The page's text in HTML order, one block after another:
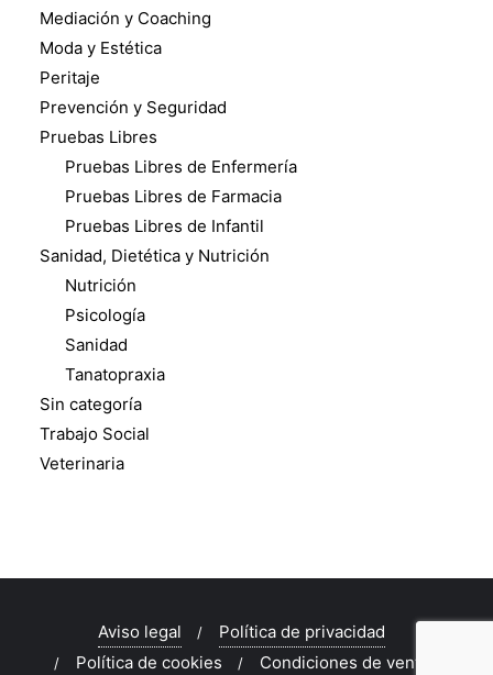
Mediación y Coaching
Moda y Estética
Peritaje
Prevención y Seguridad
Pruebas Libres
Pruebas Libres de Enfermería
Pruebas Libres de Farmacia
Pruebas Libres de Infantil
Sanidad, Dietética y Nutrición
Nutrición
Psicología
Sanidad
Tanatopraxia
Sin categoría
Trabajo Social
Veterinaria
Aviso legal
Política de privacidad
Política de cookies
Condiciones de venta